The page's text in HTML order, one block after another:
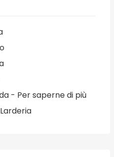
- Per saperne di più